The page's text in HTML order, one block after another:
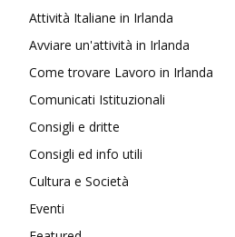
Attività Italiane in Irlanda
Avviare un'attività in Irlanda
Come trovare Lavoro in Irlanda
Comunicati Istituzionali
Consigli e dritte
Consigli ed info utili
Cultura e Società
Eventi